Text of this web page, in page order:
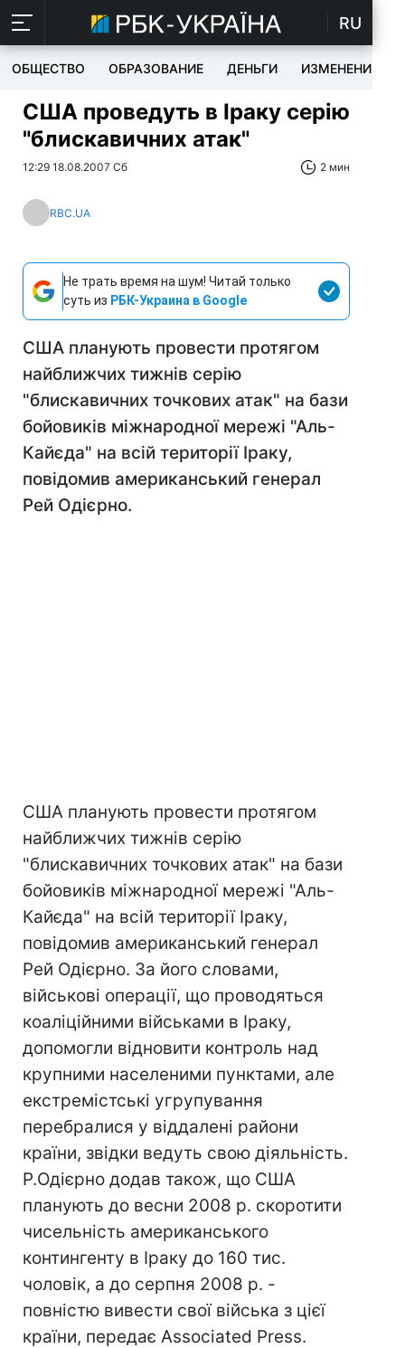
RU
ОБЩЕСТВО ОБРАЗОВАНИЕ ДЕНЬГИ ИЗМЕНЕНИЯ
США проведуть в Іраку серію
"блискавичних атак"
12:29 18.08.2007 Сб 2 мин
RBC.UA
Не трать время на шум! Читай только
суть из РБК-Украина в Google
США планують провести протягом
найближчих тижнів серію
"блискавичних точкових атак" на бази
бойовиків міжнародної мережі "Аль-
Кайєда" на всій території Іраку,
повідомив американський генерал
Рей Одієрно.
США планують провести протягом
найближчих тижнів серію
"блискавичних точкових атак" на бази
бойовиків міжнародної мережі "Аль-
Кайєда" на всій території Іраку,
повідомив американський генерал
Рей Одієрно. За його словами,
військові операції, що проводяться
коаліційними військами в Іраку,
допомогли відновити контроль над
крупними населеними пунктами, але
екстремістські угрупування
перебралися у віддалені райони
країни, звідки ведуть свою діяльність.
Р.Одієрно додав також, що США
планують до весни 2008 р. скоротити
чисельність американського
контингенту в Іраку до 160 тис.
чоловік, а до серпня 2008 р. -
повністю вивести свої війська з цієї
країни, передає Associated Press.